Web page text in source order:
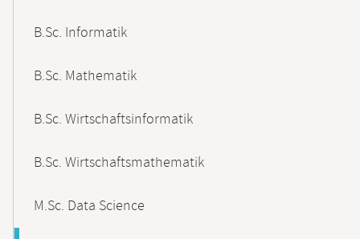
B.Sc. Informatik
B.Sc. Mathematik
B.Sc. Wirtschaftsinformatik
B.Sc. Wirtschaftsmathematik
M.Sc. Data Science